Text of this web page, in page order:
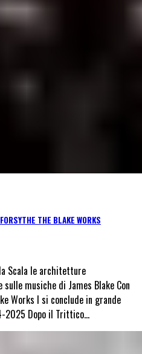
THE BLAKE WORKS
Scala le architetture
musiche di James Blake Con
Works I si conclude in grande
2025 Dopo il Trittico…